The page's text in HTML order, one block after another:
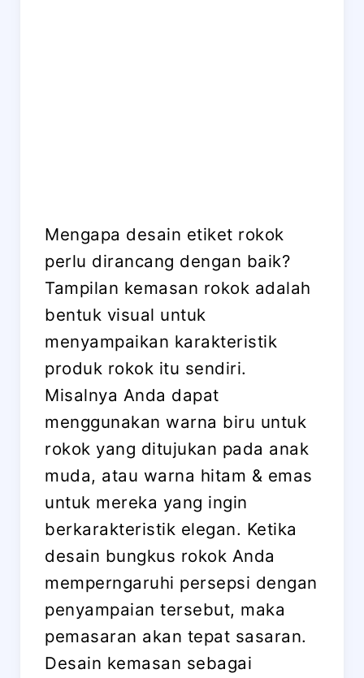
Mengapa desain etiket rokok
perlu dirancang dengan baik?
Tampilan kemasan rokok adalah
bentuk visual untuk
menyampaikan karakteristik
produk rokok itu sendiri.
Misalnya Anda dapat
menggunakan warna biru untuk
rokok yang ditujukan pada anak
muda, atau warna hitam & emas
untuk mereka yang ingin
berkarakteristik elegan. Ketika
desain bungkus rokok Anda
memperngaruhi persepsi dengan
penyampaian tersebut, maka
pemasaran akan tepat sasaran.
Desain kemasan sebagai